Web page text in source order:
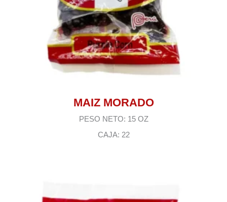
MAIZ MORADO
PESO NETO: 15 OZ
CAJA: 22